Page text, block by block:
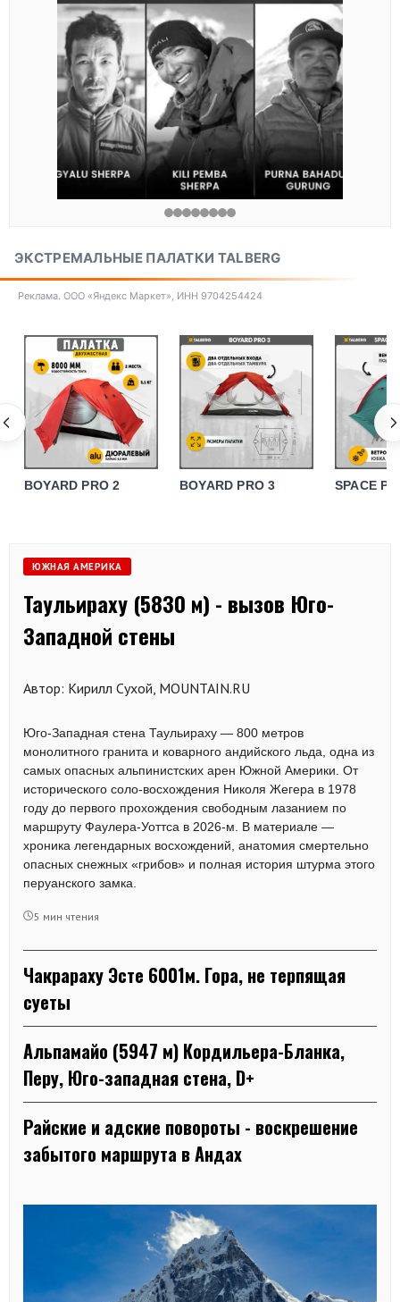
ЭКСТРЕМАЛЬНЫЕ ПАЛАТКИ TALBERG
Реклама. ООО «Яндекс Маркет», ИНН 9704254424
BOYARD PRO 2 BOYARD PRO 3 SPACE
ЮЖНАЯ АМЕРИКА
Таульираху (5830 м) - вызов Юго-
Западной стены
Автор: Кирилл Сухой, MOUNTAIN.RU
Юго-Западная стена Таульираху — 800 метров
монолитного гранита и коварного андийского льда, одна из
самых опасных альпинистских арен Южной Америки. От
исторического соло-восхождения Николя Жегера в 1978
году до первого прохождения свободным лазанием по
маршруту Фаулера-Уоттса в 2026-м. В материале —
хроника легендарных восхождений, анатомия смертельно
опасных снежных «грибов» и полная история штурма этого
перуанского замка.
5 мин чтения
Чакрараху Эсте 6001м. Гора, не терпящая
суеты
Альпамайо (5947 м) Кордильера-Бланка,
Перу, Юго-западная стена, D+
Райские и адские повороты - воскрешение
забытого маршрута в Андах